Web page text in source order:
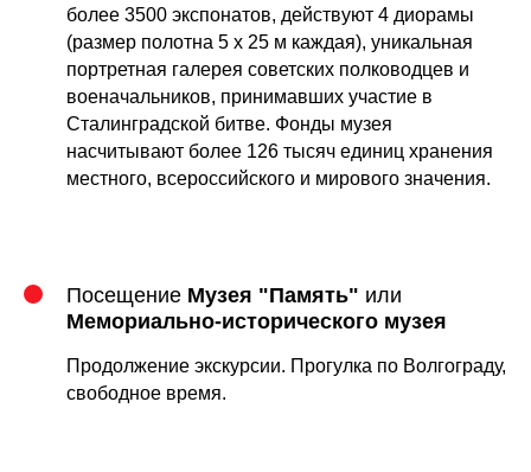
более 3500 экспонатов, действуют 4 диорамы
(размер полотна 5 х 25 м каждая), уникальная
портретная галерея советских полководцев и
военачальников, принимавших участие в
Сталинградской битве. Фонды музея
насчитывают более 126 тысяч единиц хранения
местного, всероссийского и мирового значения.
Посещение Музея "Память" или
Мемориально-исторического музея
Продолжение экскурсии. Прогулка по Волгограду,
свободное время.